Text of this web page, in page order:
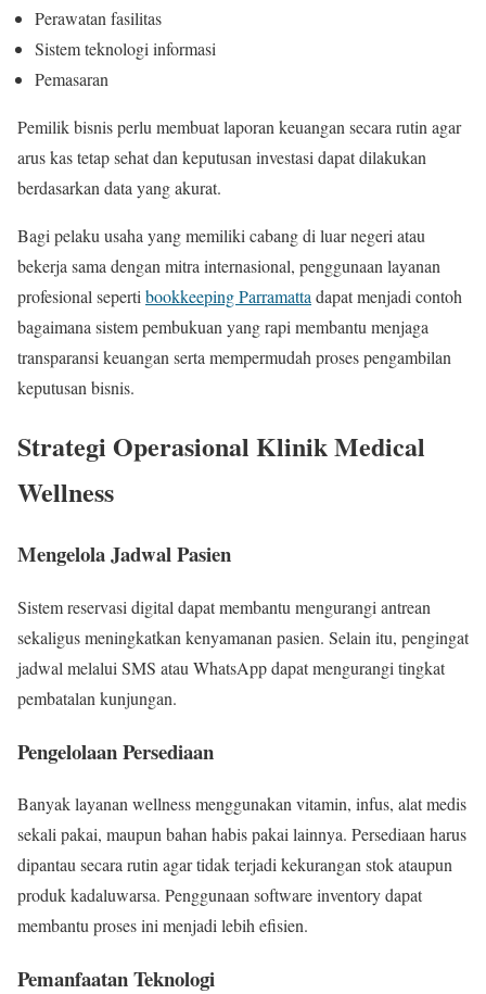
Perawatan fasilitas
Sistem teknologi informasi
Pemasaran
Pemilik bisnis perlu membuat laporan keuangan secara rutin agar
arus kas tetap sehat dan keputusan investasi dapat dilakukan
berdasarkan data yang akurat.
Bagi pelaku usaha yang memiliki cabang di luar negeri atau
bekerja sama dengan mitra internasional, penggunaan layanan
profesional seperti bookkeeping Parramatta dapat menjadi contoh
bagaimana sistem pembukuan yang rapi membantu menjaga
transparansi keuangan serta mempermudah proses pengambilan
keputusan bisnis.
Strategi Operasional Klinik Medical
Wellness
Mengelola Jadwal Pasien
Sistem reservasi digital dapat membantu mengurangi antrean
sekaligus meningkatkan kenyamanan pasien. Selain itu, pengingat
jadwal melalui SMS atau WhatsApp dapat mengurangi tingkat
pembatalan kunjungan.
Pengelolaan Persediaan
Banyak layanan wellness menggunakan vitamin, infus, alat medis
sekali pakai, maupun bahan habis pakai lainnya. Persediaan harus
dipantau secara rutin agar tidak terjadi kekurangan stok ataupun
produk kadaluwarsa. Penggunaan software inventory dapat
membantu proses ini menjadi lebih efisien.
Pemanfaatan Teknologi